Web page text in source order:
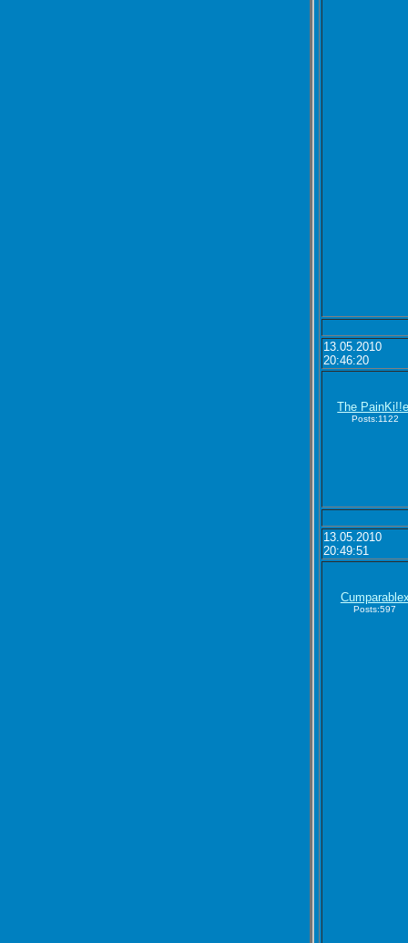
13.05.2010
20:46:20
The
Posts:1122
13.05.2010
20:49:51
Posts:597